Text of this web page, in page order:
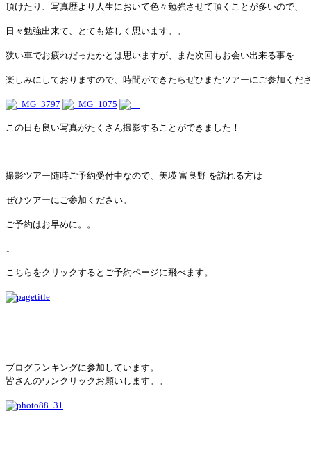
頂けたり、写真歴より人生において色々勉強させて頂くことが多いので、
日々勉強出来て、とても嬉しく思います。。
狭い車でお疲れだったかとは思いますが、また次回もお会い出来る事を
楽しみにしておりますので、時間ができたらぜひまたツアーにご参加くだ
この日も良い写真がたくさん撮影することができました！
撮影ツアー随時ご予約受付中なので、美瑛 富良野 を訪れる方は
ぜひツアーにご参加ください。
ご予約はお早めに。。
↓
こちらをクリックするとご予約ページに飛べます。
ブログランキングに参加しています。
皆さんのワンクリックお願いします。。